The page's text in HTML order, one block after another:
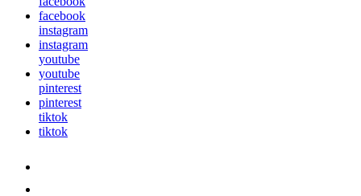
facebook
instagram
instagram
youtube
youtube
pinterest
pinterest
tiktok
tiktok